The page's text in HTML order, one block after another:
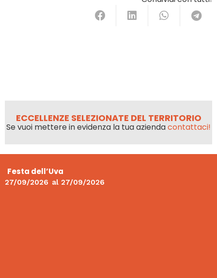
ECCELLENZE SELEZIONATE DEL TERRITORIO
Se vuoi mettere in evidenza la tua aziendacontattaci!
Festa dell’Uva
27/09/2026 al 27/09/2026